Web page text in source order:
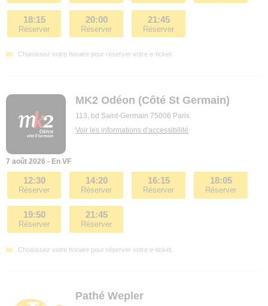
18:15
Réserver
20:00
Réserver
21:45
Réserver
Choisissez votre horaire pour réserver votre e-ticket.
MK2 Odéon (Côté St Germain)
113, bd Saint-Germain 75006 Paris
Voir les informations d'accessibilité
7 août 2026 - En VF
12:30
Réserver
14:20
Réserver
16:15
Réserver
18:05
Réserver
19:50
Réserver
21:45
Réserver
Choisissez votre horaire pour réserver votre e-ticket.
Pathé Wepler